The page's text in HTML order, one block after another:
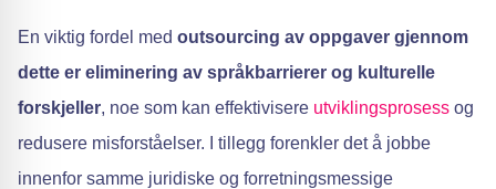
En viktig fordel med outsourcing av oppgaver gjennom
dette er eliminering av språkbarrierer og kulturelle
forskjeller, noe som kan effektivisere utviklingsprosess og
redusere misforståelser. I tillegg forenkler det å jobbe
innenfor samme juridiske og forretningsmessige